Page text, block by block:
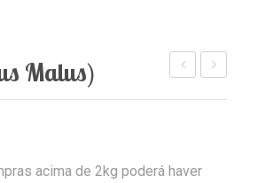
Malus)
acima de 2kg poderá haver